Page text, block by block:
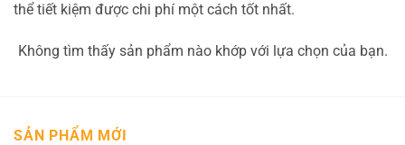
thể tiết kiệm được chi phí một cách tốt nhất.
Không tìm thấy sản phẩm nào khớp với lựa chọn của bạn.
SẢN PHẨM MỚI